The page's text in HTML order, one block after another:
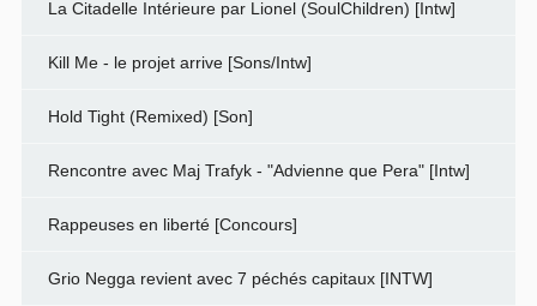
La Citadelle Intérieure par Lionel (SoulChildren) [Intw]
Kill Me - le projet arrive [Sons/Intw]
Hold Tight (Remixed) [Son]
Rencontre avec Maj Trafyk - "Advienne que Pera" [Intw]
Rappeuses en liberté [Concours]
Grio Negga revient avec 7 péchés capitaux [INTW]